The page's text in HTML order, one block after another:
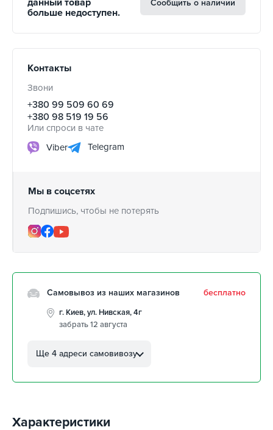
данный товар
больше недоступен.
Сообщить о наличии
Контакты
Звони
+380 99 509 60 69
+380 98 519 19 56
Или спроси в чате
Viber
Telegram
Мы в соцсетях
Подпишись, чтобы не потерять
Самовывоз из наших магазинов бесплатно
г. Киев, ул. Нивская, 4г
забрать 12 августа
Автолюбителей, 8а
г. Кропивницкий, Клинцовский
г. Киев, пр.Николая Бажана, 26
Ще 4 адреси самовивозу
Характеристики